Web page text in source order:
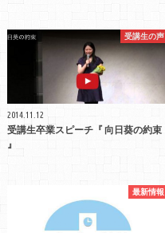
受講生の声
2014.11.12
受講生卒業スピーチ『 向日葵の約束
』
最新情報